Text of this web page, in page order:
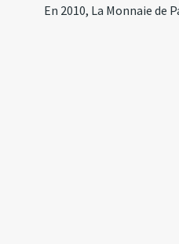
En 2010, La Monnaie de